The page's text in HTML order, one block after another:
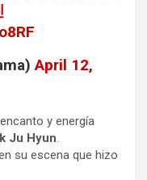
April 12,
y energía
Ju Hyun.
su escena que hizo